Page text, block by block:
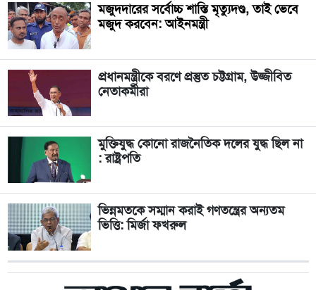
মজুদদারের সর্বোচ্চ শাস্তি মৃত্যুদণ্ড, তাই ভেবে
মজুদ করবেন: আইনমন্ত্রী
প্রধানমন্ত্রীকে বরণে প্রস্তুত চট্টগ্রাম, উজ্জীবিত
নেতাকর্মীরা
মুক্তিযুদ্ধ কোনো রাজনৈতিক দলের যুদ্ধ ছিল না
: রাষ্ট্রপতি
ভিন্নমতকে সম্মান করাই গণতন্ত্রের অন্যতম
ভিত্তি: মির্জা ফখরুল